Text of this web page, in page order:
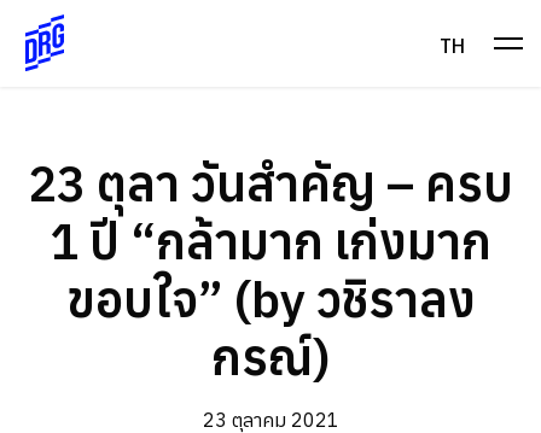
content
TH
23 ตุลา วันสำคัญ – ครบ
1 ปี “กล้ามาก เก่งมาก
ขอบใจ” (by วชิราลง
กรณ์)
23 ตุลาคม 2021